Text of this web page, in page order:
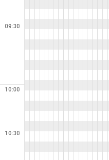
09:30
10:00
10:30